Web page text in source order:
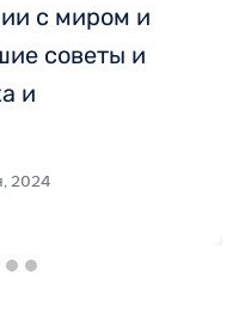
с миром и
советы и
и
2024